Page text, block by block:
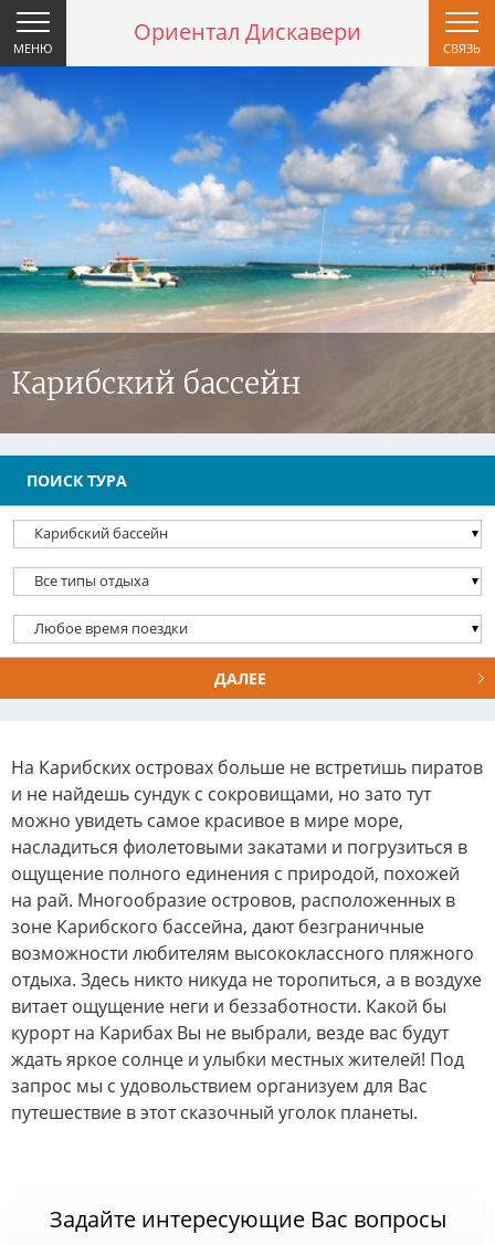
Карибский бассейн
ПОИСК ТУРА
ДАЛЕЕ
На Карибских островах больше не встретишь пиратов
и не найдешь сундук с сокровищами, но зато тут
можно увидеть самое красивое в мире море,
насладиться фиолетовыми закатами и погрузиться в
ощущение полного единения с природой, похожей
на рай. Многообразие островов, расположенных в
зоне Карибского бассейна, дают безграничные
возможности любителям высококлассного пляжного
отдыха. Здесь никто никуда не торопиться, а в воздухе
витает ощущение неги и беззаботности. Какой бы
курорт на Карибах Вы не выбрали, везде вас будут
ждать яркое солнце и улыбки местных жителей! Под
запрос мы с удовольствием организуем для Вас
путешествие в этот сказочный уголок планеты.
Задайте интересующие Вас вопросы
МЕНЮ СВЯЗЬ
Ориентал Дискавери